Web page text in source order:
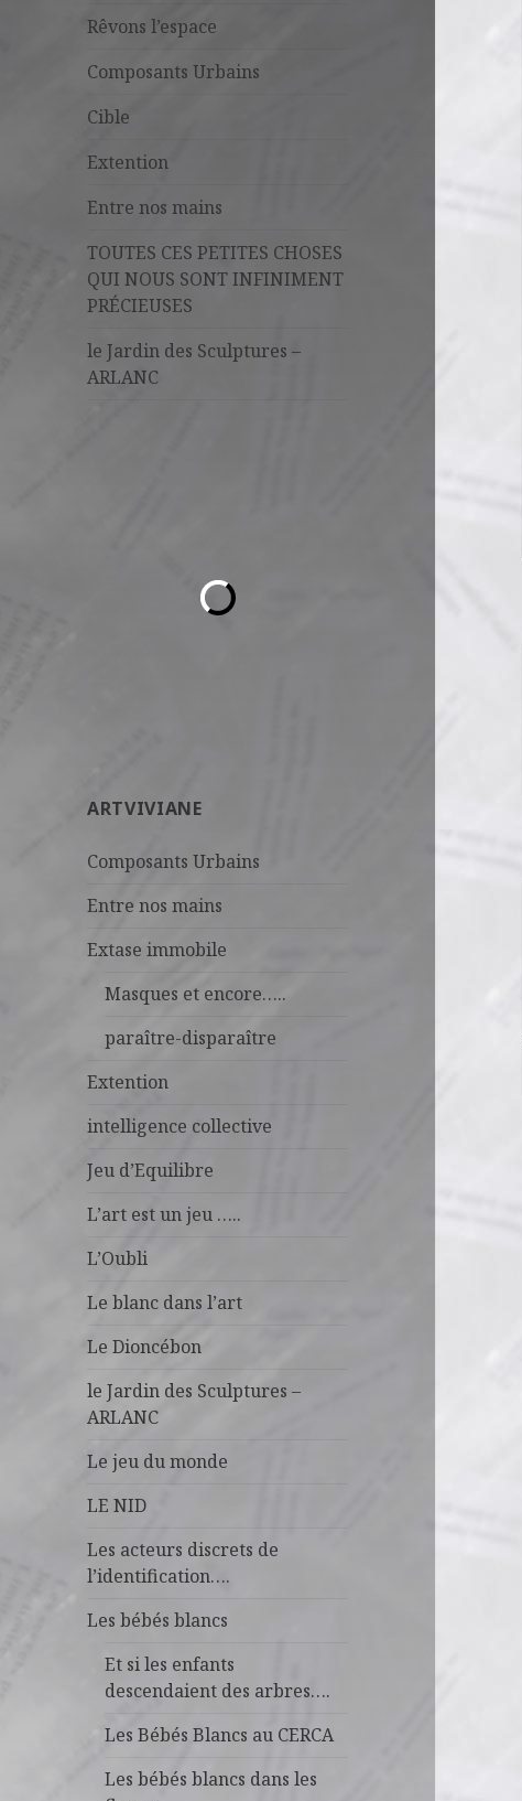
Rêvons l’espace
Composants Urbains
Cible
Extention
Entre nos mains
TOUTES CES PETITES CHOSES
QUI NOUS SONT INFINIMENT
PRÉCIEUSES
le Jardin des Sculptures –
ARLANC
ARTVIVIANE
Composants Urbains
Entre nos mains
Extase immobile
Masques et encore…..
paraître-disparaître
Extention
intelligence collective
Jeu d’Equilibre
L’art est un jeu …..
L’Oubli
Le blanc dans l’art
Le Dioncébon
le Jardin des Sculptures –
ARLANC
Le jeu du monde
LE NID
Les acteurs discrets de
l’identification….
Les bébés blancs
Et si les enfants
descendaient des arbres….
Les Bébés Blancs au CERCA
Les bébés blancs dans les